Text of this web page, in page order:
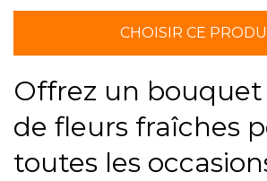
CHOISIR CE
Offrez un bouquet
de fleurs fraîches
toutes les